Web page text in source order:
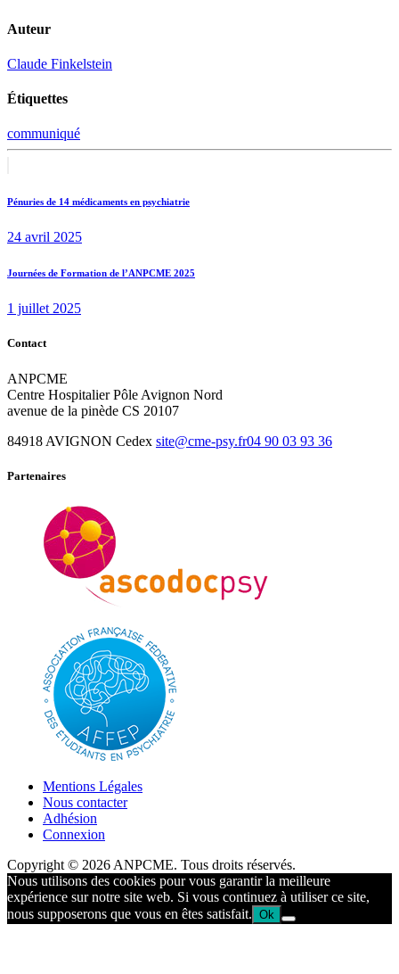
Auteur
Claude Finkelstein
Étiquettes
communiqué
de
Pénuries de 14 médicaments en psychiatrie
24 avril 2025
Next
Journées de Formation de l’ANPCME 2025
1 juillet 2025
Contact
ANPCME
Centre Hospitalier Pôle Avignon Nord
avenue de la pinède CS 20107
84918 AVIGNON Cedex site@cme-psy.fr04 90 03 93 36
Partenaires
Mentions Légales
Nous contacter
Adhésion
Connexion
Copyright © 2026 ANPCME. Tous droits réservés.
Nous utilisons des cookies pour vous garantir la meilleure
expérience sur notre site web. Si vous continuez à utiliser ce site,
nous supposerons que vous en êtes satisfait. Ok